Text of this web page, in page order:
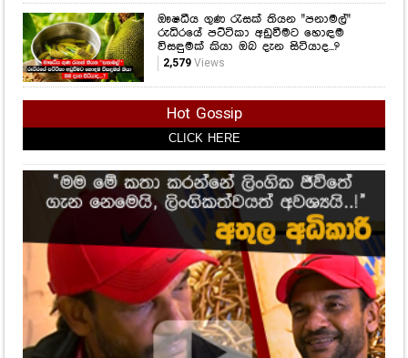
ඖෂධීය ගුණ රැසක් තියන "පනාමල්"
රුධිරයේ පට්ටිකා අඩුවීමට හොඳම
විසඳුමක් කියා ඔබ දැන සිටියාද...?
2,579Views
Hot Gossip
CLICK HERE